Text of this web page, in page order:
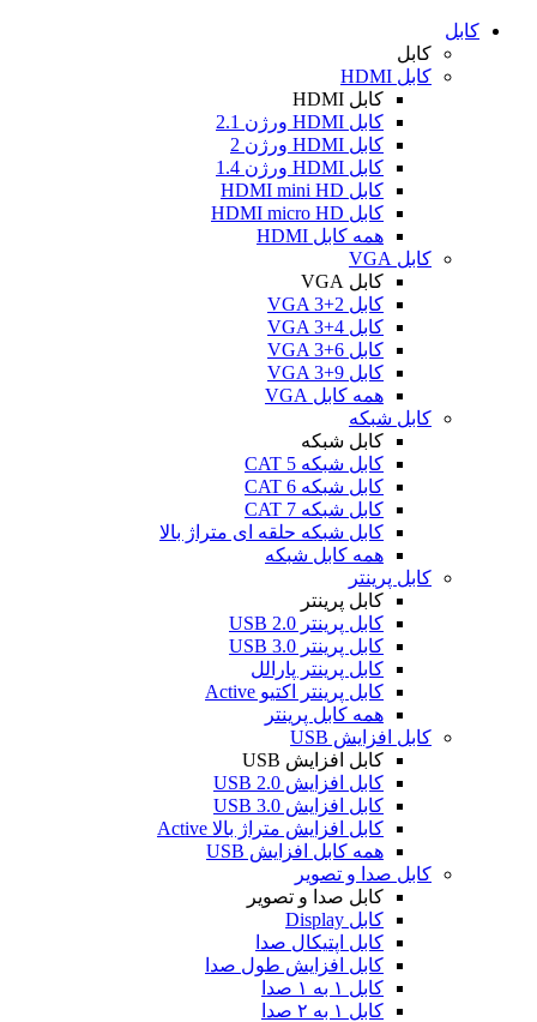
کابل
کابل
کابل HDMI
کابل HDMI
کابل HDMI ورژن 2.1
کابل HDMI ورژن 2
کابل HDMI ورژن 1.4
کابل HDMI mini HD
کابل HDMI micro HD
همه کابل HDMI
کابل VGA
کابل VGA
کابل VGA 3+2
کابل VGA 3+4
کابل VGA 3+6
کابل VGA 3+9
همه کابل VGA
کابل شبکه
کابل شبکه
کابل شبکه CAT 5
کابل شبکه CAT 6
کابل شبکه CAT 7
کابل شبکه حلقه ای متراژ بالا
همه کابل شبکه
کابل پرینتر
کابل پرینتر
کابل پرینتر USB 2.0
کابل پرینتر USB 3.0
کابل پرینتر پارالل
کابل پرینتر اکتیو Active
همه کابل پرینتر
کابل افزایش USB
کابل افزایش USB
کابل افزایش USB 2.0
کابل افزایش USB 3.0
کابل افزایش متراژ بالا Active
همه کابل افزایش USB
کابل صدا و تصویر
کابل صدا و تصویر
کابل Display
کابل اپتیکال صدا
کابل افزایش طول صدا
کابل ۱ به ۱ صدا
کابل ۱ به ۲ صدا